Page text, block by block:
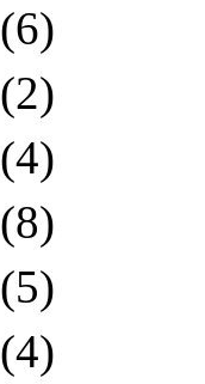
(6)
(2)
(4)
(8)
(5)
(4)